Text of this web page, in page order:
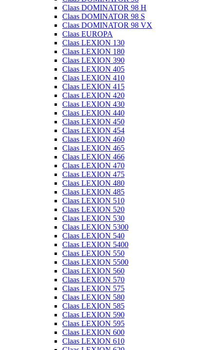
Claas DOMINATOR 98 H
Claas DOMINATOR 98 S
Claas DOMINATOR 98 VX
Claas EUROPA
Claas LEXION 130
Claas LEXION 180
Claas LEXION 390
Claas LEXION 405
Claas LEXION 410
Claas LEXION 415
Claas LEXION 420
Claas LEXION 430
Claas LEXION 440
Claas LEXION 450
Claas LEXION 454
Claas LEXION 460
Claas LEXION 465
Claas LEXION 466
Claas LEXION 470
Claas LEXION 475
Claas LEXION 480
Claas LEXION 485
Claas LEXION 510
Claas LEXION 520
Claas LEXION 530
Claas LEXION 5300
Claas LEXION 540
Claas LEXION 5400
Claas LEXION 550
Claas LEXION 5500
Claas LEXION 560
Claas LEXION 570
Claas LEXION 575
Claas LEXION 580
Claas LEXION 585
Claas LEXION 590
Claas LEXION 595
Claas LEXION 600
Claas LEXION 610